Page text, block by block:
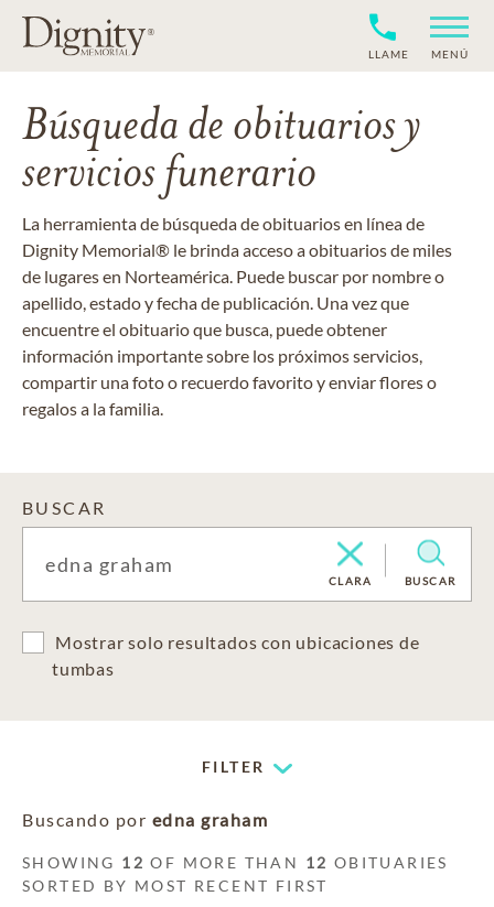
LLAME MENÚ
Búsqueda de obituarios y
servicios funerario
La herramienta de búsqueda de obituarios en línea de
Dignity Memorial® le brinda acceso a obituarios de miles
de lugares en Norteamérica. Puede buscar por nombre o
apellido, estado y fecha de publicación. Una vez que
encuentre el obituario que busca, puede obtener
información importante sobre los próximos servicios,
compartir una foto o recuerdo favorito y enviar flores o
regalos a la familia.
BUSCAR
CLARA BUSCAR
Mostrar solo resultados con ubicaciones de
tumbas
FILTER
Buscando por edna graham
SHOWING 12 OF MORE THAN 12 OBITUARIES
SORTED BY MOST RECENT FIRST